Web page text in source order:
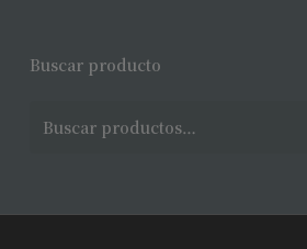
Buscar producto